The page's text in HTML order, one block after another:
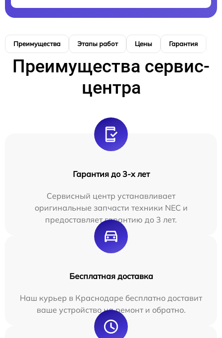
Преимущества Этапы работ Цены Гарантия
Преимущества сервис-
центра
Гарантия до 3-х лет
Сервисный центр устанавливает
оригинальные запчасти техники NEC и
предоставляет гарантию до 3 лет.
Бесплатная доставка
Наш курьер в Краснодаре бесплатно доставит
ваше устройство на ремонт и обратно.